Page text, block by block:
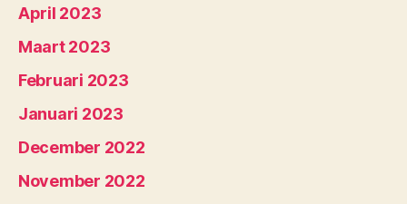
April 2023
Maart 2023
Februari 2023
Januari 2023
December 2022
November 2022